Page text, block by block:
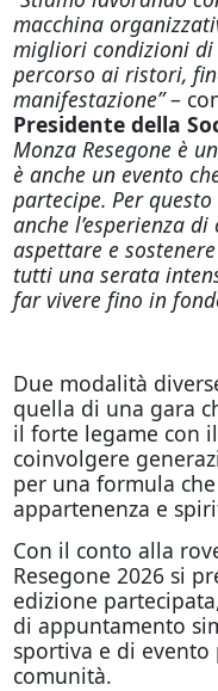
macchina
migliori condizioni
percorso ai ristori,
manifestazione”–
Presidente della
Monza Resegone è
è anche un evento
partecipe. Per
anche l’esperienza
aspettare e
tutti una serata
far vivere fino in
Due modalità
quella di una gara
il forte legame con
coinvolgere
per una formula
appartenenza e
Con il conto alla
Resegone 2026 si
edizione
di appuntamento
sportiva e di
comunità.